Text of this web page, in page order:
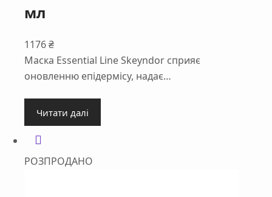
мл
1176₴
Маска Essential Line Skeyndor сприяє
оновленню епідермісу, надає…
Читати далі
РОЗПРОДАНО